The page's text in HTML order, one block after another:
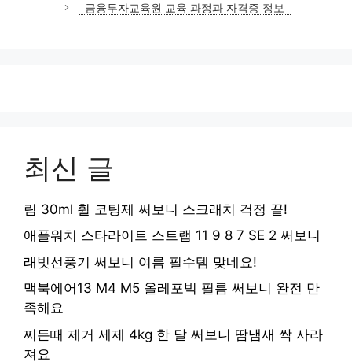
리
금융투자교육원 교육 과정과 자격증 정보
최신 글
림 30ml 휠 코팅제 써보니 스크래치 걱정 끝!
애플워치 스타라이트 스트랩 11 9 8 7 SE 2 써보니
래빗선풍기 써보니 여름 필수템 맞네요!
맥북에어13 M4 M5 올레포빅 필름 써보니 완전 만
족해요
찌든때 제거 세제 4kg 한 달 써보니 땀냄새 싹 사라
져요